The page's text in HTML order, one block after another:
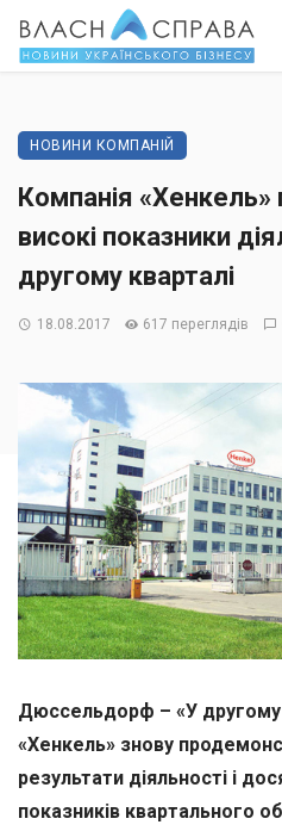
НОВИНИ КОМПАНІЙ
Компанія «Хенкель»
високі показники
другому кварталі
18.08.2017 617 переглядів
Дюссельдорф – «У
«Хенкель» знову
результати діяльності і
показників квартального